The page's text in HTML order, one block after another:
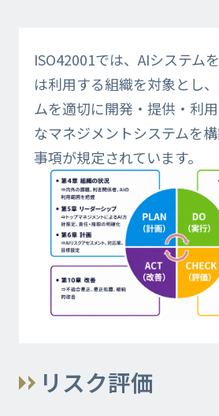
ISO42001では、AIシステム
は利用する組織を対象とし
ムを適切に開発・提供・利
なマネジメントシステムを
事項が規定されています。
リスク評価​